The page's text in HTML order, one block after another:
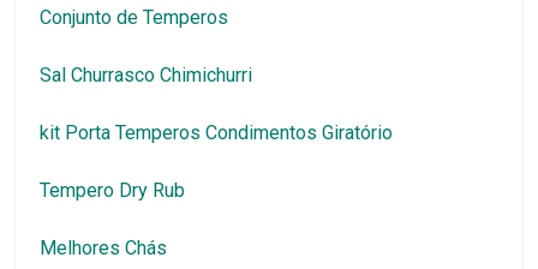
Conjunto de Temperos
Sal Churrasco Chimichurri
kit Porta Temperos Condimentos Giratório
Tempero Dry Rub
Melhores Chás